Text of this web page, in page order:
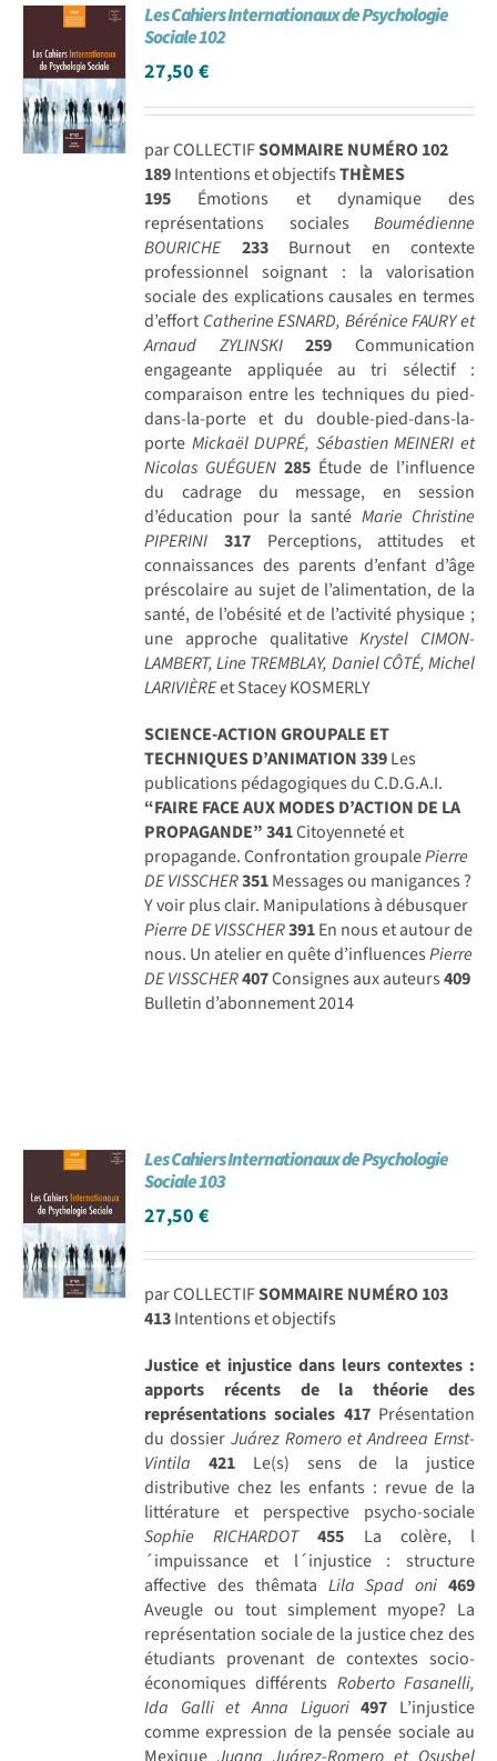
Les Cahiers Internationaux de Psychologie
Sociale 102
27,50€
par COLLECTIFSOMMAIRE NUMÉRO 102
189Intentions et objectifsTHÈMES
195 Émotions et dynamique des
représentations sociales Boumédienne
BOURICHE
233Burnout en contexte
professionnel soignant : la valorisation
sociale des explications causales en termes
d’effort Catherine ESNARD, Bérénice FAURY et
Arnaud ZYLINSKI
259 Communication
engageante appliquée au tri sélectif :
comparaison entre les techniques du pied-
dans-la-porte et du double-pied-dans-la-
porte Mickaël DUPRÉ, Sébastien MEINERI et
Nicolas GUÉGUEN 285 Étude de l’influence
du cadrage du message, en session
d’éducation pour la santé Marie Christine
PIPERINI
317Perceptions, attitudes et
connaissances des parents d’enfant d’âge
préscolaire au sujet de l’alimentation, de la
santé, de l’obésité et de l’activité physique ;
une approche qualitativeKrystel CIMON-
LAMBERT, Line TREMBLAY, Daniel CÔTÉ, Michel
LARIVIÈREet Stacey KOSMERLY
SCIENCE-ACTION GROUPALE ET
TECHNIQUES D’ANIMATION339Les
publications pédagogiques du C.D.G.A.I.
“FAIRE FACE AUX MODES D’ACTION DE LA
PROPAGANDE”341Citoyenneté et
propagande. Confrontation groupalePierre
DE VISSCHER351Messages ou manigances ?
Y voir plus clair. Manipulations à débusquer
Pierre DE VISSCHER391En nous et autour de
nous. Un atelier en quête d’influencesPierre
DE VISSCHER407Consignes aux auteurs409
Bulletin d’abonnement 2014
Les Cahiers Internationaux de Psychologie
Sociale 103
27,50€
par COLLECTIFSOMMAIRE NUMÉRO 103
413Intentions et objectifs
Justice et injustice dans leurs contextes :
apports récents de la théorie des
représentations sociales 417Présentation
du dossierJuárez Romero et Andreea Ernst-
Vintila
421Le(s) sens de la justice
distributive chez les enfants : revue de la
littérature et perspective psycho-sociale
Sophie RICHARDOT
455 La colère, l
´impuissance et l´injustice : structure
affective des thêmata Lila Spad oni 469
Aveugle ou tout simplement myope? La
représentation sociale de la justice chez des
étudiants provenant de contextes socio-
économiques différents Roberto Fasanelli,
Ida Galli et Anna Liguori 497 L’injustice
comme expression de la pensée sociale au